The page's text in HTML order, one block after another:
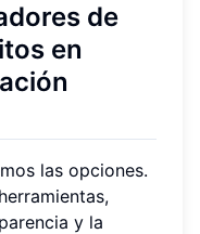
de
en
las opciones.
y la